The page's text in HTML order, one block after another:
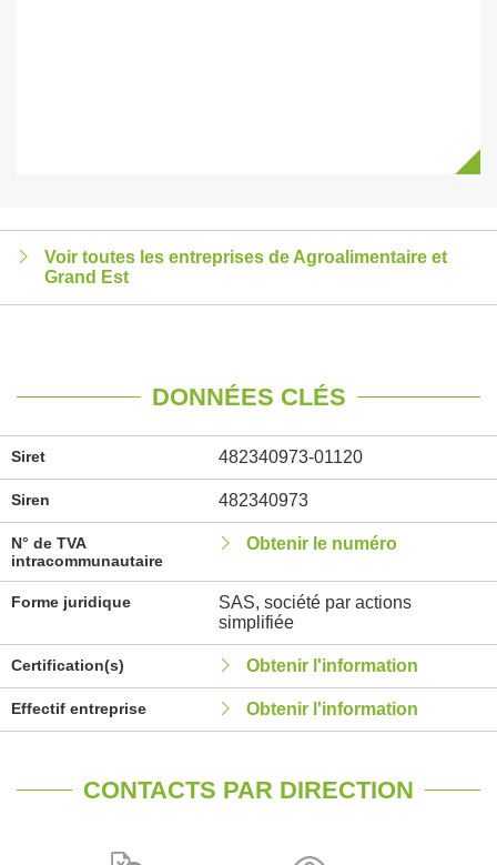
Voir toutes les entreprises de Agroalimentaire et
Grand Est
DONNÉES CLÉS
Siret 482340973-01120
Siren 482340973
N° de TVA
intracommunautaire
Obtenir le numéro
Forme juridique
SAS, société par actions
simplifiée
Certification(s) Obtenir l'information
Effectif entreprise Obtenir l'information
CONTACTS PAR DIRECTION